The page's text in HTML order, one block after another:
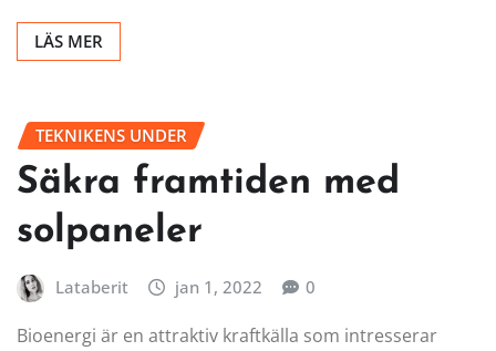
LÄS MER
TEKNIKENS UNDER
Säkra framtiden med
solpaneler
Lataberit jan 1, 2022 0
Bioenergi är en attraktiv kraftkälla som intresserar